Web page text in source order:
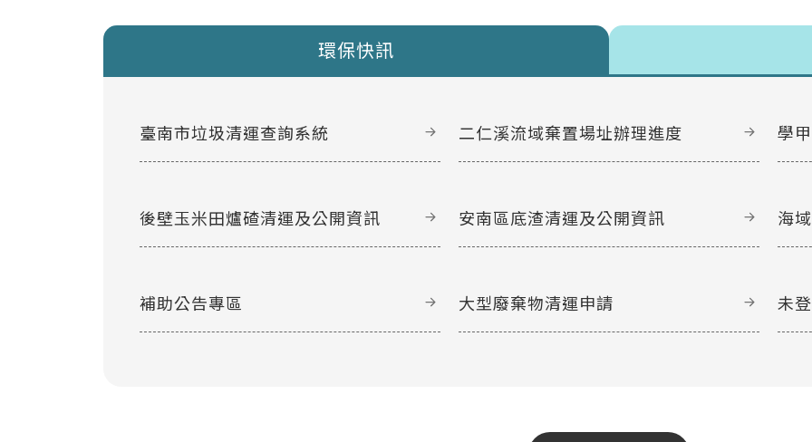
環保快訊
臺南市垃圾清運查詢系統 二仁溪流域棄置場址辦理進度 學
後壁玉米田爐碴清運及公開資訊 安南區底渣清運及公開資訊 海
補助公告專區 大型廢棄物清運申請 未